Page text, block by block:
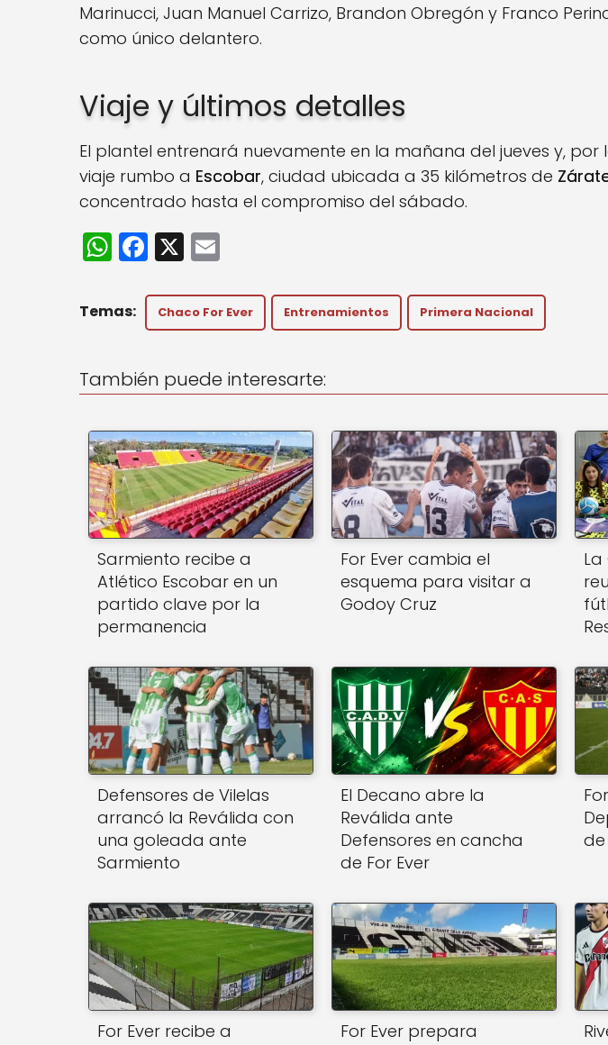
Marinucci, Juan Manuel Carrizo, Brandon Obregón y Franco
como único delantero.
Viaje y últimos detalles
El plantel entrenará nuevamente en la mañana del jueves y, por
viaje rumbo a Escobar, ciudad ubicada a 35 kilómetros de
concentrado hasta el compromiso del sábado.
W
h
a
A
p
F
a
c
e
o
k
X
ai
l
Chaco For Ever Entrenamientos Primera Nacional
También puede interesarte:
Sarmiento recibe a
Atlético Escobar en un
partido clave por la
permanencia
For Ever cambia el
esquema para visitar a
Godoy Cruz
Defensores de Vilelas
arrancó la Reválida con
una goleada ante
Sarmiento
El Decano abre la
Reválida ante
Defensores en cancha
de For Ever
For Ever recibe a
For Ever prepara